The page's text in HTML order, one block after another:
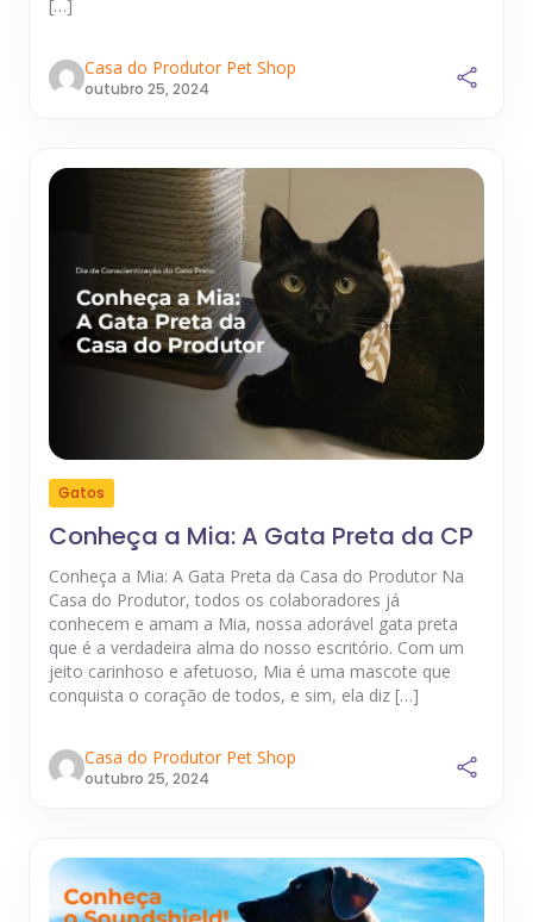
[…]
Casa do Produtor Pet Shop
outubro 25, 2024
Gatos
Conheça a Mia: A Gata Preta da CP
Conheça a Mia: A Gata Preta da Casa do Produtor Na
Casa do Produtor, todos os colaboradores já
conhecem e amam a Mia, nossa adorável gata preta
que é a verdadeira alma do nosso escritório. Com um
jeito carinhoso e afetuoso, Mia é uma mascote que
conquista o coração de todos, e sim, ela diz […]
Casa do Produtor Pet Shop
outubro 25, 2024